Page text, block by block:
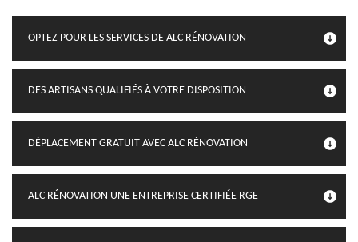
OPTEZ POUR LES SERVICES DE ALC RÉNOVATION
DES ARTISANS QUALIFIÉS À VOTRE DISPOSITION
DÉPLACEMENT GRATUIT AVEC ALC RÉNOVATION
ALC RÉNOVATION UNE ENTREPRISE CERTIFIÉE RGE